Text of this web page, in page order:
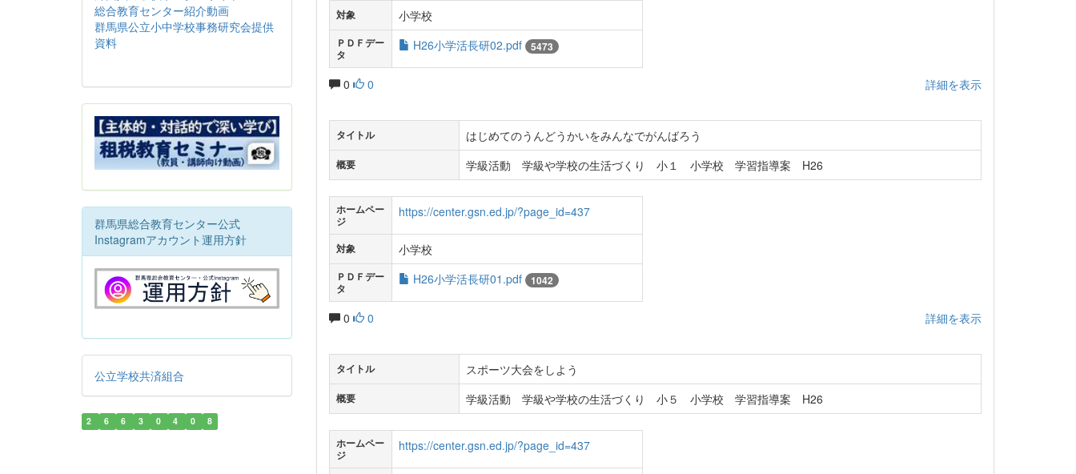
対象 小学校
ＰＤＦデー
タ
H26小学活長研02.pdf 5473
0 0 詳細を表示
タイトル はじめてのうんどうかいをみんなでがんばろう
概要 学級活動 学級や学校の生活づくり 小１ 小学校 学習指導案 H26
ホームペー
ジ
https://center.gsn.ed.jp/?page_id=437
対象 小学校
ＰＤＦデー
タ
H26小学活長研01.pdf 1042
0 0 詳細を表示
タイトル スポーツ大会をしよう
概要 学級活動 学級や学校の生活づくり 小５ 小学校 学習指導案 H26
ホームペー
ジ
https://center.gsn.ed.jp/?page_id=437
総合教育センター紹介動画
群馬県公立小中学校事務研究会提供
資料
群馬県総合教育センター公式
Instagramアカウント運用方針
公立学校共済組合
2 6 6 3 0 4 0 8